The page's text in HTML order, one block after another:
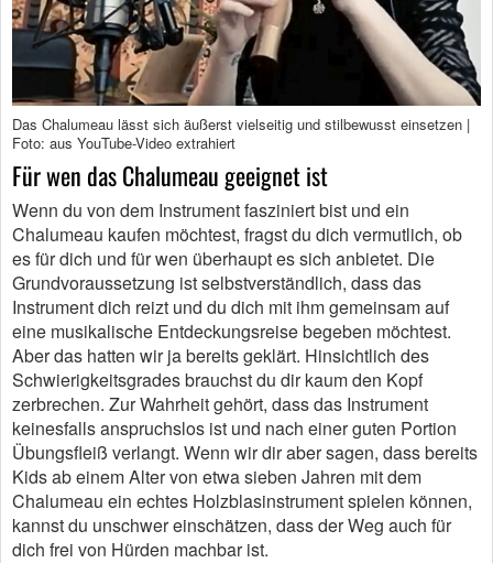
Das Chalumeau lässt sich äußerst vielseitig und stilbewusst einsetzen |
Foto: aus YouTube-Video extrahiert
Für wen das Chalumeau geeignet ist
Wenn du von dem Instrument fasziniert bist und ein
Chalumeau kaufen möchtest, fragst du dich vermutlich, ob
es für dich und für wen überhaupt es sich anbietet. Die
Grundvoraussetzung ist selbstverständlich, dass das
Instrument dich reizt und du dich mit ihm gemeinsam auf
eine musikalische Entdeckungsreise begeben möchtest.
Aber das hatten wir ja bereits geklärt. Hinsichtlich des
Schwierigkeitsgrades brauchst du dir kaum den Kopf
zerbrechen. Zur Wahrheit gehört, dass das Instrument
keinesfalls anspruchslos ist und nach einer guten Portion
Übungsfleiß verlangt. Wenn wir dir aber sagen, dass bereits
Kids ab einem Alter von etwa sieben Jahren mit dem
Chalumeau ein echtes Holzblasinstrument spielen können,
kannst du unschwer einschätzen, dass der Weg auch für
dich frei von Hürden machbar ist.